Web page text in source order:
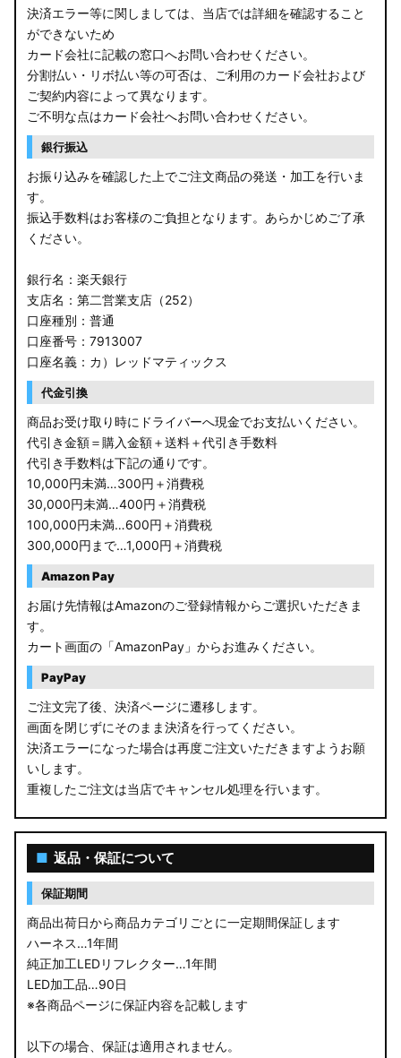
決済エラー等に関しましては、当店では詳細を確認すること
ができないため
カード会社に記載の窓口へお問い合わせください。
分割払い・リボ払い等の可否は、ご利用のカード会社および
ご契約内容によって異なります。
ご不明な点はカード会社へお問い合わせください。
銀行振込
お振り込みを確認した上でご注文商品の発送・加工を行いま
す。
振込手数料はお客様のご負担となります。あらかじめご了承
ください。
銀行名：楽天銀行
支店名：第二営業支店（252）
口座種別：普通
口座番号：7913007
口座名義：カ）レッドマティックス
代金引換
商品お受け取り時にドライバーへ現金でお支払いください。
代引き金額＝購入金額＋送料＋代引き手数料
代引き手数料は下記の通りです。
10,000円未満…300円＋消費税
30,000円未満…400円＋消費税
100,000円未満…600円＋消費税
300,000円まで…1,000円＋消費税
Amazon Pay
お届け先情報はAmazonのご登録情報からご選択いただきま
す。
カート画面の「AmazonPay」からお進みください。
PayPay
ご注文完了後、決済ページに遷移します。
画面を閉じずにそのまま決済を行ってください。
決済エラーになった場合は再度ご注文いただきますようお願
いします。
重複したご注文は当店でキャンセル処理を行います。
■ 返品・保証について
保証期間
商品出荷日から商品カテゴリごとに一定期間保証します
ハーネス…1年間
純正加工LEDリフレクター…1年間
LED加工品…90日
※各商品ページに保証内容を記載します
以下の場合、保証は適用されません。